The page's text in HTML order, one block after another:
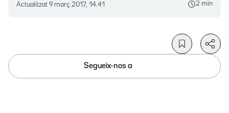
Actualitzat 9 març 2017, 14.41 2 min
Segueix-nos a